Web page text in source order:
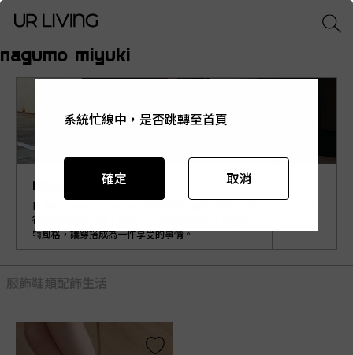
nagumo miyuki
nagumo miyuki
日籍KOL Miyuki Nagumo主理的同名品牌，擅於在流
行最前線選貨之餘，更融入自己的訂製款式，充滿獨
特風格，讓穿搭成為一件享受的事情。
服飾 鞋類配飾生活
系統忙線中，是否跳轉至首頁
確定 取消
系統忙線中，是否跳轉至首頁
確定 取消
系統忙線中，是否跳轉至首頁
確定 取消
系統忙線中，是否跳轉至首頁
確定 取消
系統忙線中，是否跳轉至首頁
確定 取消